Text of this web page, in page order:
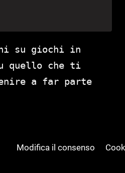
su giochi in
quello che ti
a far parte
Modifica il consenso